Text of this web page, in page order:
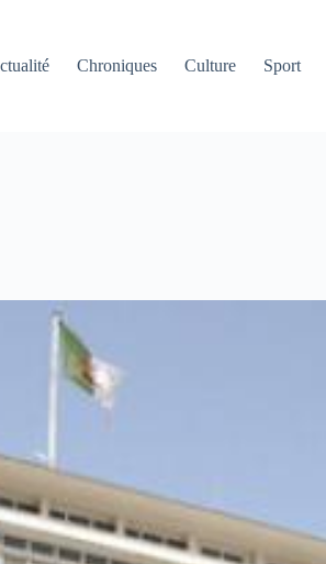
Chroniques Culture Sport